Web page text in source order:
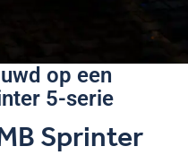
op een
5-serie
Sprinter